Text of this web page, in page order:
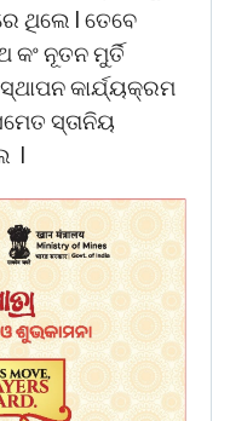
ଥିଲେ l ତେବେ
କଂ ନୂତନ ମୁର୍ତି
କାର୍ଯ୍ୟକ୍ରମ
ସ୍ତାନିୟ
l